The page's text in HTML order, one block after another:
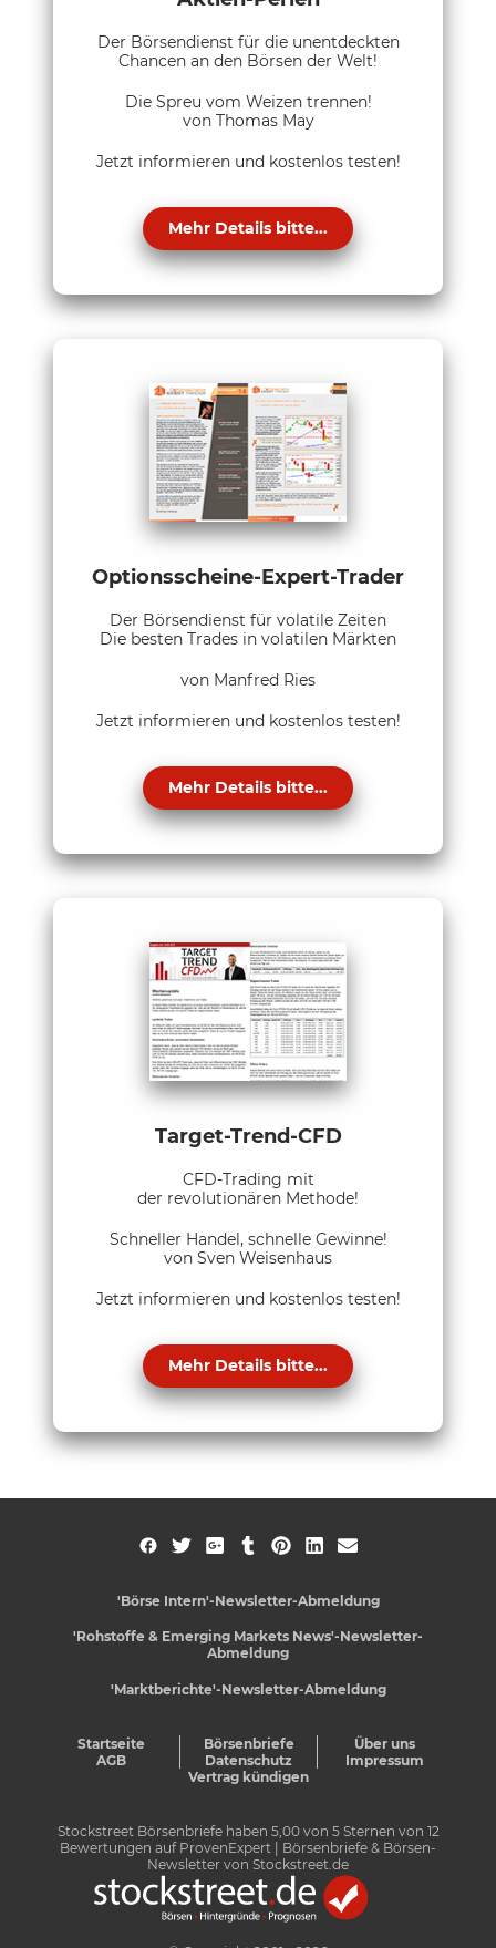
Der Börsendienst für die unentdeckten
Chancen an den Börsen der Welt!
Die Spreu vom Weizen trennen!
von Thomas May
Jetzt informieren und kostenlos testen!
Mehr Details bitte...
Optionsscheine-Expert-Trader
Der Börsendienst für volatile Zeiten
Die besten Trades in volatilen Märkten
von Manfred Ries
Jetzt informieren und kostenlos testen!
Mehr Details bitte...
Target-Trend-CFD
CFD-Trading mit
der revolutionären Methode!
Schneller Handel, schnelle Gewinne!
von Sven Weisenhaus
Jetzt informieren und kostenlos testen!
Mehr Details bitte...
'Börse Intern'-Newsletter-Abmeldung
'Rohstoffe & Emerging Markets News'-Newsletter-
Abmeldung
'Marktberichte'-Newsletter-Abmeldung
Startseite Börsenbriefe
Über uns
AGB
Datenschutz
Impressum
Vertrag kündigen
Stockstreet Börsenbriefe haben 5,00von 5Sternen von 12
Bewertungen auf ProvenExpert
| Börsenbriefe & Börsen-
Newsletter von Stockstreet.de